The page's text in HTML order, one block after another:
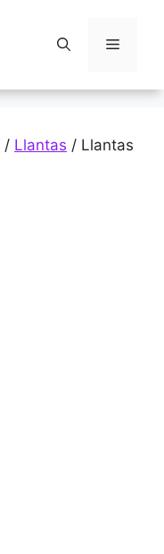
Menú
/ Llantas / Llantas